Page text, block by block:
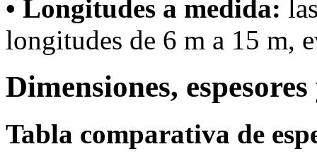
• Longitudes a medida:
longitudes de 6 m a 15 m,
Dimensiones,
Tabla comparativa de